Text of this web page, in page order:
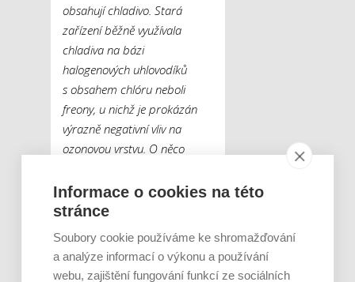
obsahují chladivo. Stará
zařízení běžně využívala
chladiva na bázi
halogenových uhlovodíků
s obsahem chlóru neboli
freony, u nichž je prokázán
výrazně negativní vliv na
ozonovou vrstvu. O něco
obvykle uhlovodíky částečně
halogenované, které sice ozón
mezi skleníkové plyny. Při
recyklaci klimatizací, ale třeba
Informace o cookies na této
stránce
Soubory cookie používáme ke shromažďování
a analýze informací o výkonu a používání
webu, zajištění fungování funkcí ze sociálních